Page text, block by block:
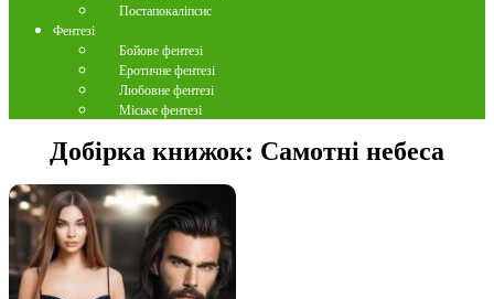
Постапокаліпсис
Фентезі
Бойове фентезі
Еротичне фентезі
Любовне фентезі
Міське фентезі
Добірка книжок: Самотні небеса